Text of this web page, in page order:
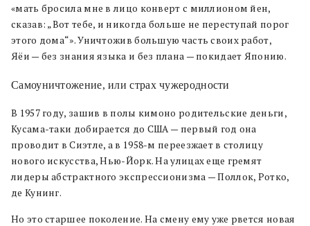
«мать бросила мне в лицо конверт с миллионом йен,
сказав: „Вот тебе, и никогда больше не переступай порог
этого дома“». Уничтожив большую часть своих работ,
Яёи — без знания языка и без плана — покидает Японию.
Самоуничтожение, или страх чужеродности
В 1957 году, зашив в полы кимоно родительские деньги,
Кусама-таки добирается до США — первый год она
проводит в Сиэтле, а в 1958-м переезжает в столицу
нового искусства, Нью-Йорк. На улицах еще гремят
лидеры абстрактного экспрессионизма — Поллок, Ротко,
де Кунинг.
Но это старшее поколение. На смену ему уже рвется новая